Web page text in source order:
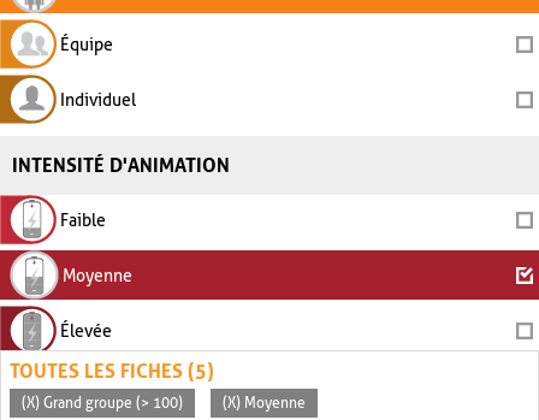
Équipe
Individuel
INTENSITÉ D'ANIMATION
Faible
Moyenne
Élevée
TOUTES LES FICHES (5)
(X) Grand groupe (> 100) (X) Moyenne